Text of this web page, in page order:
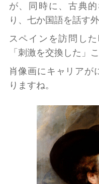
が、同時に、古典
り、七か国語を話す
スペインを訪問し
「刺激を交換した」
肖像画にキャリアが
りますね。